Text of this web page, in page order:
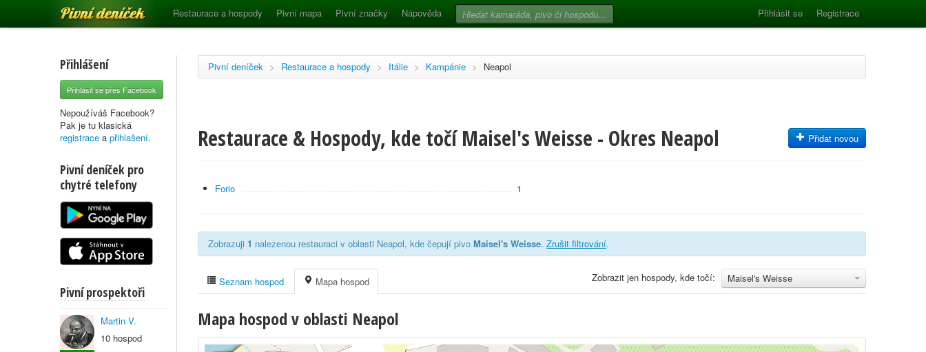
Pivní deníček Restaurace a hospody Pivní mapa Pivní značky Nápověda Přihlásit se Registrace
Přihlášení
Přihlásit se přes Facebook
Nepoužíváš Facebook?
Pak je tu klasická
registrace a přihlašení.
Pivní deníček pro
chytré telefony
Pivní prospektoři
Martin V.
10 hospod
Pivní deníček > Restaurace a hospody > Itálie > Kampánie > Neapol
Restaurace & Hospody, kde točí Maisel's Weisse - Okres Neapol Přidat novou
Forio 1
Zobrazuji 1 nalezenou restauraci v oblasti Neapol, kde čepují pivo Maisel's Weisse. Zrušit filtrování.
Maisel's Weisse
Zobrazit jen hospody, kde točí:
Seznam hospod Mapa hospod
Mapa hospod v oblasti Neapol